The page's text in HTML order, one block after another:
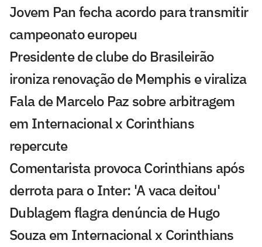
Jovem Pan fecha acordo para transmitir
campeonato europeu
Presidente de clube do Brasileirão
ironiza renovação de Memphis e viraliza
Fala de Marcelo Paz sobre arbitragem
em Internacional x Corinthians
repercute
Comentarista provoca Corinthians após
derrota para o Inter: 'A vaca deitou'
Dublagem flagra denúncia de Hugo
Souza em Internacional x Corinthians